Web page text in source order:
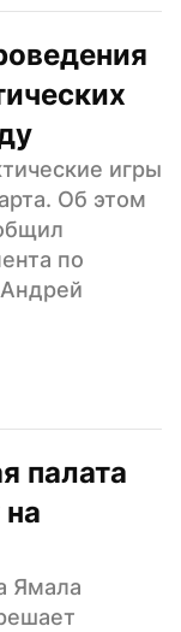
игры
Об этом
по
палата
Ямала